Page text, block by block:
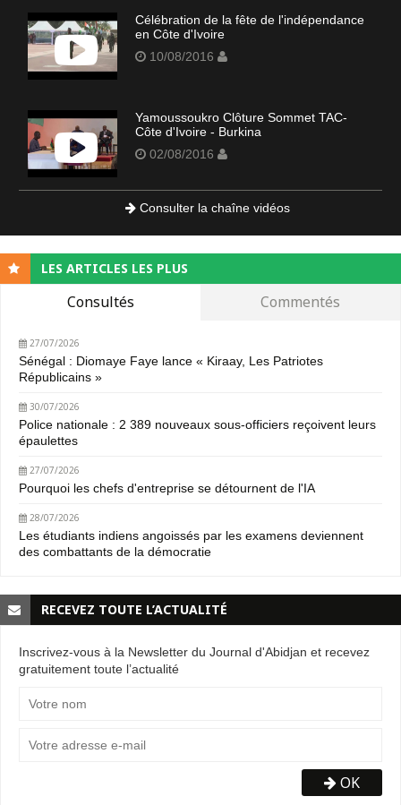
Célébration de la fête de l'indépendance
en Côte d'Ivoire
10/08/2016
Yamoussoukro Clôture Sommet TAC-
Côte d'Ivoire - Burkina
02/08/2016
Consulter la chaîne vidéos
LES ARTICLES LES PLUS
Consultés Commentés
27/07/2026
Sénégal : Diomaye Faye lance « Kiraay, Les Patriotes
Républicains »
30/07/2026
Police nationale : 2 389 nouveaux sous-officiers reçoivent leurs
épaulettes
27/07/2026
Pourquoi les chefs d'entreprise se détournent de l'IA
28/07/2026
Les étudiants indiens angoissés par les examens deviennent
des combattants de la démocratie
RECEVEZ TOUTE L’ACTUALITÉ
Inscrivez-vous à la Newsletter du Journal d'Abidjan et recevez
gratuitement toute l’actualité
OK